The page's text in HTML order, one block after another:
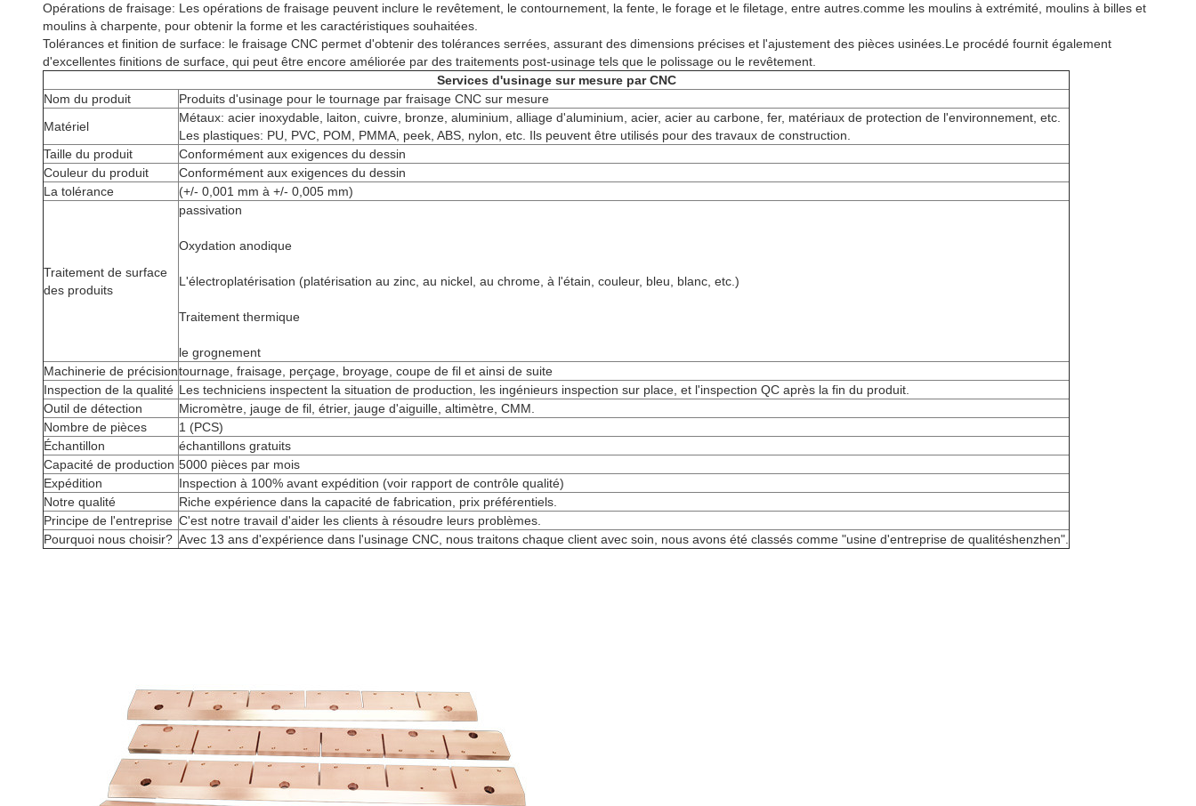
Opérations de fraisage: Les opérations de fraisage peuvent inclure le revêtement, le contournement, la fente, le forage et le filetage, entre autres.comme les moulins à extrémité, moulins à billes et
moulins à charpente, pour obtenir la forme et les caractéristiques souhaitées.
Tolérances et finition de surface: le fraisage CNC permet d'obtenir des tolérances serrées, assurant des dimensions précises et l'ajustement des pièces usinées.Le procédé fournit également
d'excellentes finitions de surface, qui peut être encore améliorée par des traitements post-usinage tels que le polissage ou le revêtement.
Services d'usinage sur mesure par CNC
Nom du produit
Produits d'usinage pour le tournage par fraisage CNC sur mesure
Matériel
Métaux: acier inoxydable, laiton, cuivre, bronze, aluminium, alliage d'aluminium, acier, acier au carbone, fer, matériaux de protection de l'environnement, etc.
Les plastiques: PU, PVC, POM, PMMA, peek, ABS, nylon, etc. Ils peuvent être utilisés pour des travaux de construction.
Taille du produit
Conformément aux exigences du dessin
Couleur du produit
Conformément aux exigences du dessin
La tolérance
(+/- 0,001 mm à +/- 0,005 mm)
Traitement de surface
des produits
passivation
Oxydation anodique
L'électroplatérisation (platérisation au zinc, au nickel, au chrome, à l'étain, couleur, bleu, blanc, etc.)
Traitement thermique
le grognement
Machinerie de précisiontournage, fraisage, perçage, broyage, coupe de fil et ainsi de suite
Inspection de la qualité Les techniciens inspectent la situation de production, les ingénieurs inspection sur place, et l'inspection QC après la fin du produit.
Outil de détection
Micromètre, jauge de fil, étrier, jauge d'aiguille, altimètre, CMM.
Nombre de pièces
1 (PCS)
Échantillon
échantillons gratuits
Capacité de production 5000 pièces par mois
Expédition
Inspection à 100% avant expédition (voir rapport de contrôle qualité)
Notre qualité
Riche expérience dans la capacité de fabrication, prix préférentiels.
Principe de l'entreprise C'est notre travail d'aider les clients à résoudre leurs problèmes.
Pourquoi nous choisir? Avec 13 ans d'expérience dans l'usinage CNC, nous traitons chaque client avec soin, nous avons été classés comme "usine d'entreprise de qualitéshenzhen".